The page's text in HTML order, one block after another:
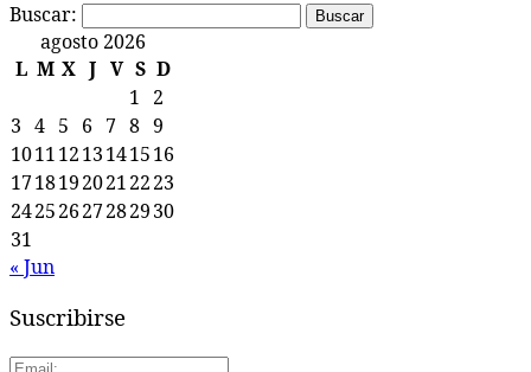
Buscar:
agosto 2026
L M X J V S D
1 2
3 4 5 6 7 8 9
10111213141516
17181920212223
24252627282930
31
« Jun
Suscribirse